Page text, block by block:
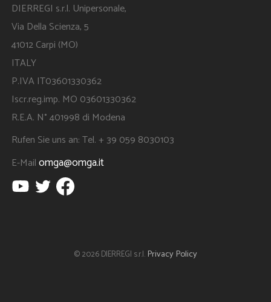
DIERREGI s.r.l. Unipersonale,
Via Della Scienza, 5
41012 Carpi (MO)
ITALY
P.IVA IT03601330362
Iscr.reg.imp. MO 03601330362
R.E.A. N° 401998 di Modena
Rufen Sie uns an: Tel. + 39 059 8030103
E-Mailomga@omga.it
© 2026 DIERREGI s.r.l. Privacy Policy